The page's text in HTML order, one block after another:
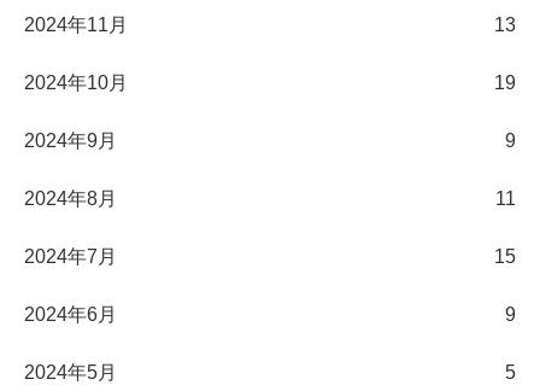
2024年11月 13
2024年10月 19
2024年9月 9
2024年8月 11
2024年7月 15
2024年6月 9
2024年5月 5